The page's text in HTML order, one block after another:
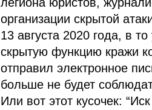
организации скрытой
13 августа 2020 года, в
скрытую функцию кражи
отправил электронное
больше не будет
Или вот этот кусочек: